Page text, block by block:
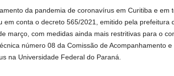
da pandemia de coronavírus em Curitiba e em
em conta o decreto 565/2021, emitido pela prefeitura
março, com medidas ainda mais restritivas para o
número 08 da Comissão de Acompanhamento
na Universidade Federal do Paraná.